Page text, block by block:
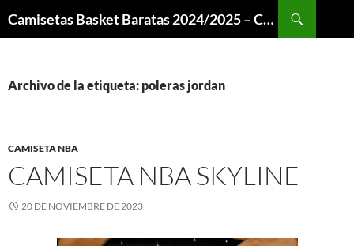
Camisetas Basket Baratas 2024/2025 – Camisetas NBA
Archivo de la etiqueta: poleras jordan
CAMISETA NBA
CAMISETA NBA SKYLINE
20 DE NOVIEMBRE DE 2023